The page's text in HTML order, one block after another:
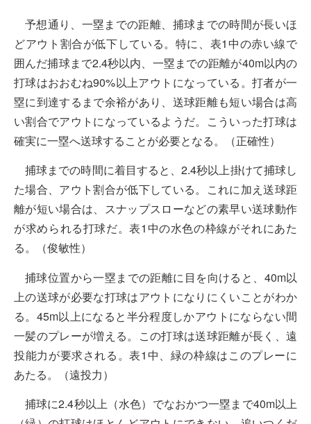
予想通り、一塁までの距離、捕球までの時間が長いほ
どアウト割合が低下している。特に、表1中の赤い線で
囲んだ捕球まで2.4秒以内、一塁までの距離が40m以内の
打球はおおむね90%以上アウトになっている。打者が一
塁に到達するまで余裕があり、送球距離も短い場合は高
い割合でアウトになっているようだ。こういった打球は
確実に一塁へ送球することが必要となる。
（正確性）
捕球までの時間に着目すると、2.4秒以上掛けて捕球し
た場合、アウト割合が低下している。これに加え送球距
離が短い場合は、スナップスローなどの素早い送球動作
が求められる打球だ。表1中の水色の枠線がそれにあた
る。
（俊敏性）
捕球位置から一塁までの距離に目を向けると、40m以
上の送球が必要な打球はアウトになりにくいことがわか
る。45m以上になると半分程度しかアウトにならない間
一髪のプレーが増える。この打球は送球距離が長く、遠
投能力が要求される。表1中、緑の枠線はこのプレーに
あたる。
（遠投力）
捕球に2.4秒以上（水色）でなおかつ一塁まで40m以上